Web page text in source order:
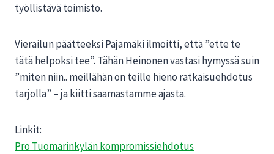
työllistävä toimisto.
Vierailun päätteeksi Pajamäki ilmoitti, että ”ette te
tätä helpoksi tee”. Tähän Heinonen vastasi hymyssä suin
”miten niin.. meillähän on teille hieno ratkaisuehdotus
tarjolla” – ja kiitti saamastamme ajasta.
Linkit:
Pro Tuomarinkylän kompromissiehdotus